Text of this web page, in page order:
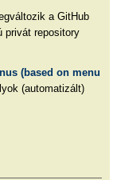
a GitHub
privát repository
(based on menu
(automatizált)